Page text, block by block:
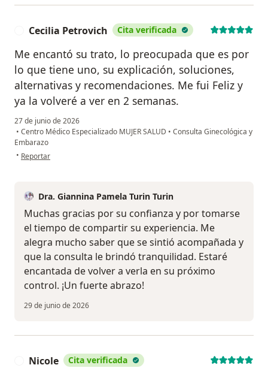
Cecilia Petrovich Cita verificada
Me encantó su trato, lo preocupada que es por
lo que tiene uno, su explicación, soluciones,
alternativas y recomendaciones. Me fui Feliz y
ya la volveré a ver en 2 semanas.
27 de junio de 2026
• Centro Médico Especializado MUJER SALUD • Consulta Ginecológica y
Embarazo
• en opinión del usuario Cecilia Petrovich
Reportar
Dra. Giannina Pamela Turin Turin
Muchas gracias por su confianza y por tomarse
el tiempo de compartir su experiencia. Me
alegra mucho saber que se sintió acompañada y
que la consulta le brindó tranquilidad. Estaré
encantada de volver a verla en su próximo
control. ¡Un fuerte abrazo!
29 de junio de 2026
Nicole Cita verificada